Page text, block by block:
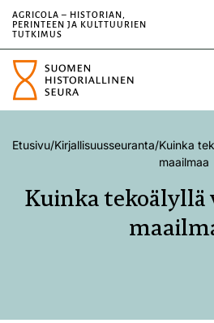
AGRICOLA – HISTORIAN,
PERINTEEN JA KULTTUURIEN
TUTKIMUS
Etusivu/Kirjallisuusseuranta/Kuinka
maailmaa
Kuinka tekoälyllä